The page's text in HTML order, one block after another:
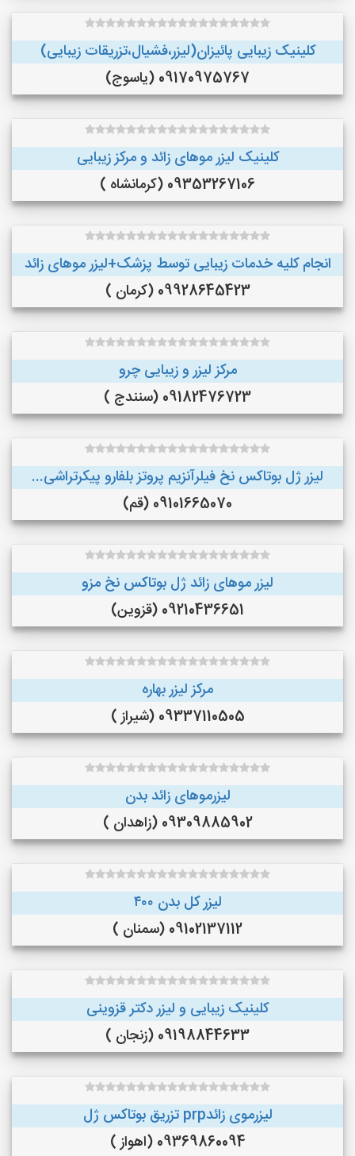
کلینیک زیبایی پائیزان(لیزر،فشیال،تزریقات زیبایی)
09170975767 (یاسوج)
کلینیک لیزر موهای زائد و مرکز زیبایی
09353267106 (کرمانشاه )
انجام کلیه خدمات زیبایی توسط پزشک+لیزر موهای زائد
09928645423 (کرمان )
مرکز لیزر و زیبایی چرو
09182476723 (سنندج )
لیزر ژل بوتاکس نخ فیلرآنزیم پروتز بلفارو پیکرتراشی...
09101665070 (قم)
لیزر موهای زائد ژل بوتاکس نخ مزو
09210436651 (قزوین)
مرکز لیزر بهاره
09337110505 (شیراز )
لیزرموهای زائد بدن
09309885902 (زاهدان )
لیزر کل بدن ۴۰۰
09102137112 (سمنان )
کلینیک زیبایی و لیزر دکتر قزوینی
09198844633 (زنجان )
لیزرموی زائدprp تزریق بوتاکس ژل
09369860094 (اهواز )